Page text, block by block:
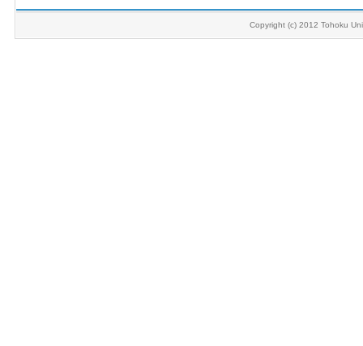
Copyright (c) 2012 Tohoku